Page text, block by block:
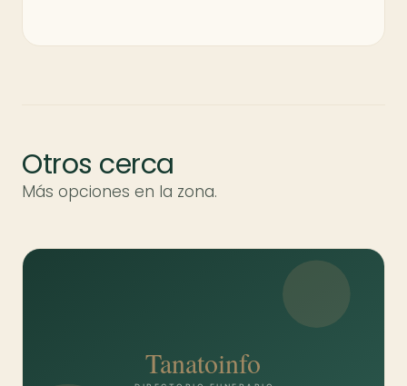
Otros cerca
Más opciones en la zona.